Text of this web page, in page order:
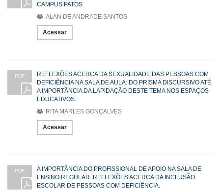
CAMPUS PATOS
ALAN DE ANDRADE SANTOS
Acessar
PDF
REFLEXÕES ACERCA DA SEXUALIDADE DAS PESSOAS COM
DEFICIÊNCIA NA SALA DE AULA: DO PRISMA DISCURSIVO ATÉ
A IMPORTÂNCIA DA LAPIDAÇÃO DESTE TEMA NOS ESPAÇOS
EDUCATIVOS.
RITA MARLES GONÇALVES
Acessar
PDF
A IMPORTÂNCIA DO PROFISSIONAL DE APOIO NA SALA DE
ENSINO REGULAR: REFLEXÕES ACERCA DA INCLUSÃO
ESCOLAR DE PESSOAS COM DEFICIÊNCIA.